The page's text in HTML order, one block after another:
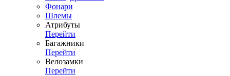
Фонари
Шлемы
Атрибуты
Перейти
Багажники
Перейти
Велозамки
Перейти